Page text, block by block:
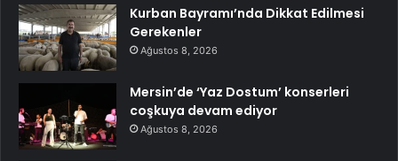
Kurban Bayramı’nda Dikkat Edilmesi
Gerekenler
Ağustos 8, 2026
Mersin’de ‘Yaz Dostum’ konserleri
coşkuya devam ediyor
Ağustos 8, 2026